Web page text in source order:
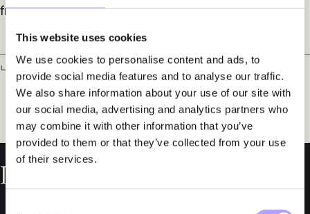
This website uses cookies
We use cookies to personalise content and ads, to
provide social media features and to analyse our traffic.
We also share information about your use of our site with
our social media, advertising and analytics partners who
may combine it with other information that you’ve
provided to them or that they’ve collected from your use
of their services.
framföra krav mot oss.
Läs mer om Advokatsamfundets vägledande regler och
vad det innebär att anlita en advokat.
Läs mer om oss